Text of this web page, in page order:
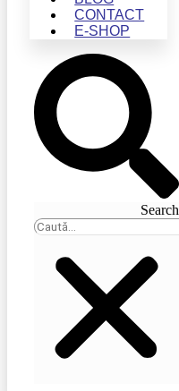
CONTACT
E-SHOP
Search